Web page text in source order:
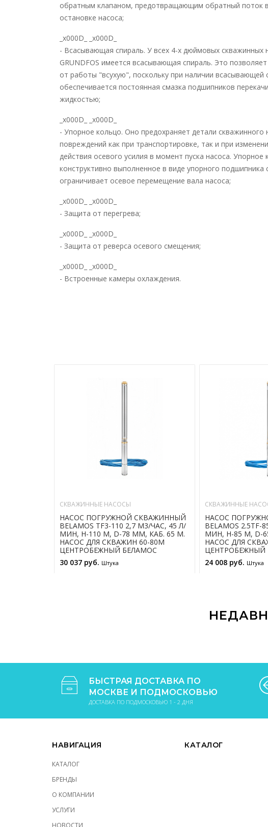
обратным клапаном, предотвращающим обратный поток
остановке насоса;
_x000D_ _x000D_
- Всасывающая спираль. У всех 4-х дюймовых скважинных
GRUNDFOS имеется всасывающая спираль. Это
от работы "всухую", поскольку при наличии всасывающей
обеспечивается постоянная смазка подшипников
жидкостью;
_x000D_ _x000D_
- Упорное кольцо. Оно предохраняет детали скважинного
повреждений как при транспортировке, так и при
действия осевого усилия в момент пуска насоса. Упорное
конструктивно выполненное в виде упорного подшипника
ограничивает осевое перемещение вала насоса;
_x000D_ _x000D_
- Защита от перегрева;
_x000D_ _x000D_
- Защита от реверса осевого смещения;
_x000D_ _x000D_
- Встроенные камеры охлаждения.
СКВАЖИННЫЕ НАСОСЫ
НАСОС ПОГРУЖНОЙ СКВАЖИННЫЙ
BELAMOS TF3-110 2,7 М3/ЧАС, 45 Л/
МИН, Н-110 М, D-78 ММ, КАБ. 65 М.
НАСОС ДЛЯ СКВАЖИН 60-80М
ЦЕНТРОБЕЖНЫЙ БЕЛАМОС
30 037 руб. Штука
СКВАЖИННЫЕ
НАСОС
BELAMOS
МИН, Н-85 М, D-
НАСОС ДЛЯ
ЦЕНТРОБЕЖНЫЙ
24 008 руб. Штука
БЫСТРАЯ ДОСТАВКА ПО
МОСКВЕ И ПОДМОСКОВЬЮ
ДОСТАВКА ПО ПОДМОСКОВЬЮ 1 - 2 ДНЯ
НАВИГАЦИЯ
КАТАЛОГ
БРЕНДЫ
О КОМПАНИИ
УСЛУГИ
НОВОСТИ
КАТАЛОГ